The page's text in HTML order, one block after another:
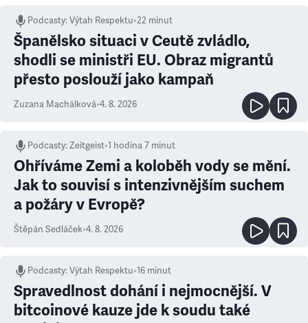
Podcasty:Výtah Respektu•22 minut
Španělsko situaci v Ceutě zvládlo,
shodli se ministři EU. Obraz migrantů
přesto poslouží jako kampaň
Zuzana Machálková•4. 8. 2026
Podcasty:Zeitgeist•1 hodina 7 minut
Ohříváme Zemi a koloběh vody se mění.
Jak to souvisí s intenzivnějším suchem
a požáry v Evropě?
Štěpán Sedláček•4. 8. 2026
Podcasty:Výtah Respektu•16 minut
Spravedlnost dohání i nejmocnější. V
bitcoinové kauze jde k soudu také